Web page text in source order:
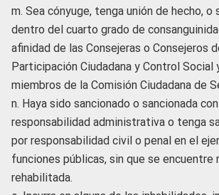
m. Sea cónyuge, tenga unión de hecho, o
dentro del cuarto grado de
afinidad de las Consejeras o Consejeros
Participación Ciudadana y Control Social
miembros de la Comisión Ciudadana de
n. Haya sido sancionado o sancionada
responsabilidad administrativa o tenga
por responsabilidad civil o penal en el
funciones públicas, sin que se encuentre
rehabilitada.